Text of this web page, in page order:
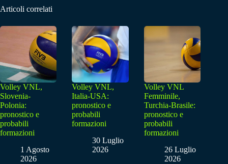
Articoli correlati
Volley VNL,
Slovenia-
Polonia:
pronostico e
probabili
formazioni
1 Agosto
2026
Volley VNL,
Italia-USA:
pronostico e
probabili
formazioni
30 Luglio
2026
Volley VNL
Femminile,
Turchia-Brasile:
pronostico e
probabili
formazioni
26 Luglio
2026